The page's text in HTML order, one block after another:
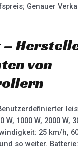
Genauer
von
W, 1000 W, 2000 W,
25 km/h,
so weiter.